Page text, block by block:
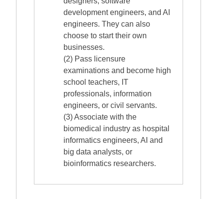
development engineers, and AI
engineers. They can also
choose to start their own
businesses.
(2) Pass licensure
examinations and become high
school teachers, IT
professionals, information
engineers, or civil servants.
(3) Associate with the
biomedical industry as hospital
informatics engineers, AI and
big data analysts, or
bioinformatics researchers.